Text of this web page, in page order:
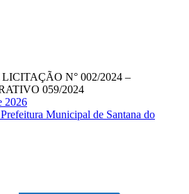
N° 002/2024 –
059/2024
2026